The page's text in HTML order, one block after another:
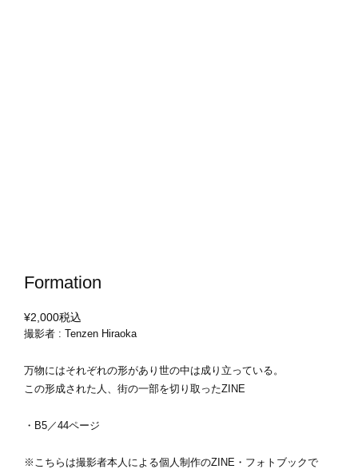
Formation
¥2,000税込
撮影者 : Tenzen Hiraoka
万物にはそれぞれの形があり世の中は成り立っている。
この形成された人、街の一部を切り取ったZINE
・B5／44ページ
※こちらは撮影者本人による個人制作のZINE・フォトブックで